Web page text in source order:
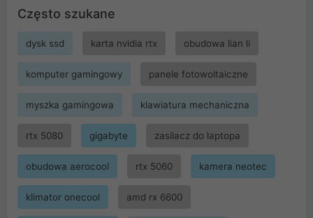
Często szukane
dysk ssd karta nvidia rtx obudowa lian li
komputer gamingowy panele fotowoltaiczne
myszka gamingowa klawiatura mechaniczna
rtx 5080 gigabyte zasilacz do laptopa
obudowa aerocool rtx 5060 kamera neotec
klimator onecool amd rx 6600